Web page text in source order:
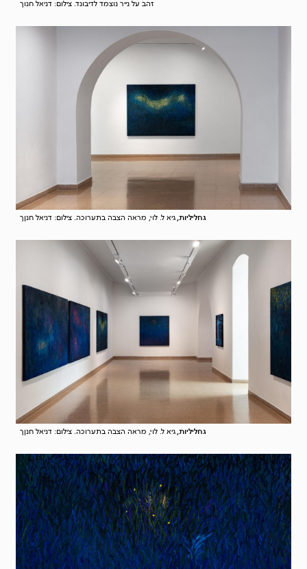
זהב על נייר נוצמד לדיבונד. צילום: דניאל חנוך
גחליליות, גיא ל. לוי, מראה הצבה בתערוכה. צילום: דניאל חנןך
גחליליות, גיא ל. לוי, מראה הצבה בתערוכה. צילום: דניאל חנןך